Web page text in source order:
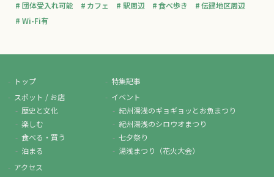
団体受入れ可能
カフェ 駅周辺 食べ歩き
伝建地区周辺
Wi-Fi有
トップ
スポット / お店
歴史と文化
楽しむ
食べる・買う
泊まる
特集記事
イベント
紀州湯浅のギョギョッとお魚まつり
紀州湯浅のシロウオまつり
七夕祭り
湯浅まつり（花火大会）
アクセス